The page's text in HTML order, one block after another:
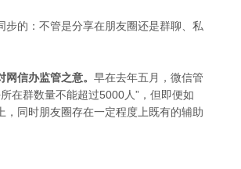
步的：不管是分享在朋友圈还是群聊、私
信办监管之意。 早在去年五月，微信管
在群数量不能超过5000人”，但即便如
同时朋友圈存在一定程度上既有的辅助